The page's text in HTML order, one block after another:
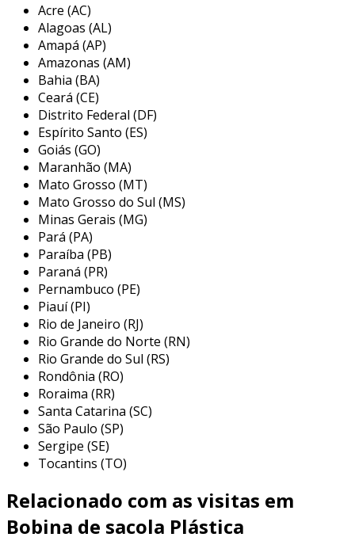
Acre (AC)
Alagoas (AL)
Amapá (AP)
Amazonas (AM)
Bahia (BA)
Ceará (CE)
Distrito Federal (DF)
Espírito Santo (ES)
Goiás (GO)
Maranhão (MA)
Mato Grosso (MT)
Mato Grosso do Sul (MS)
Minas Gerais (MG)
Pará (PA)
Paraíba (PB)
Paraná (PR)
Pernambuco (PE)
Piauí (PI)
Rio de Janeiro (RJ)
Rio Grande do Norte (RN)
Rio Grande do Sul (RS)
Rondônia (RO)
Roraima (RR)
Santa Catarina (SC)
São Paulo (SP)
Sergipe (SE)
Tocantins (TO)
Relacionado com as visitas em
Bobina de sacola Plástica